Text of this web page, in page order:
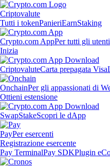
Criptovalute
Tutti i tokenPanieriEarnStaking
Crypto.com AppPer tutti gli utenti
Inizia
CriptovaluteCarta prepagata Visa
OnchainPer gli appassionati di
Ottieni estensione
SwapStakeScopri le dApp
PayPer esercenti
Registrazione esercente
Pay TerminalPay SDKPlugin